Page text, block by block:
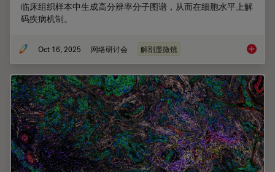
临床组织样本中生成高分辨率分子图谱，从而在细胞水平上解
码疾病机制。
Oct 16, 2025 网络研讨会 解剖显微镜 人工智